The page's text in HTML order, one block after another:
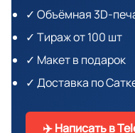
✓ Объёмная 3D-
✓ Тираж от 100 шт
✓ Макет в подарок
✓ Доставка по
✈️ Написать в